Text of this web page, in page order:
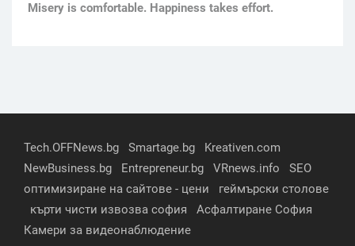
Мisery is comfortable. Happiness takes effort.
Tech.OFFNews.bg Smartage.bg
Kreativen.com
NewBusiness.bg
Entrepreneur.bg VRnews.info
SEO
оптимизиране на сайтове - цени
геймърски столове
кърти чисти извозва софия
Асфалтиране София
Камери за видеонаблюдение